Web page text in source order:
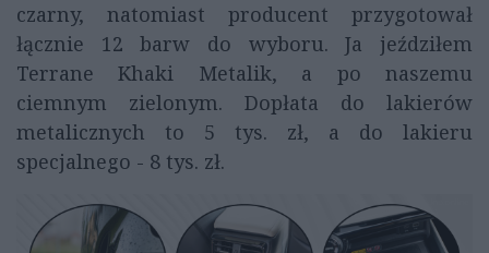
czarny, natomiast producent przygotował
łącznie 12 barw do wyboru. Ja jeździłem
Terrane Khaki Metalik, a po naszemu
ciemnym zielonym. Dopłata do lakierów
metalicznych to 5 tys. zł, a do lakieru
specjalnego - 8 tys. zł.